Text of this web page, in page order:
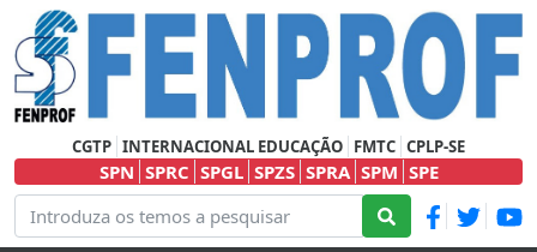
CGTP INTERNACIONAL EDUCAÇÃO FMTC CPLP-SE
SPN SPRC SPGL SPZS SPRA SPM SPE